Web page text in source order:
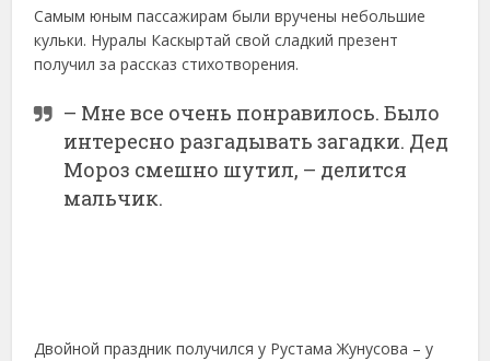
Самым юным пассажирам были вручены небольшие
кульки. Нуралы Каскыртай свой сладкий презент
получил за рассказ стихотворения.
– Мне все очень понравилось. Было
интересно разгадывать загадки. Дед
Мороз смешно шутил, – делится
мальчик.
Двойной праздник получился у Рустама Жунусова – у